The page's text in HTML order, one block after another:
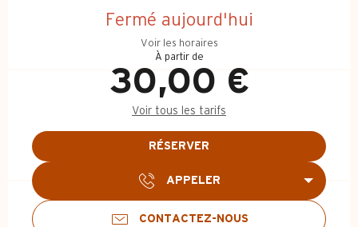
Fermé aujourd'hui
Voir les horaires
À partir de
30,00 €
Voir tous les tarifs
RÉSERVER
APPELER
CONTACTEZ-NOUS